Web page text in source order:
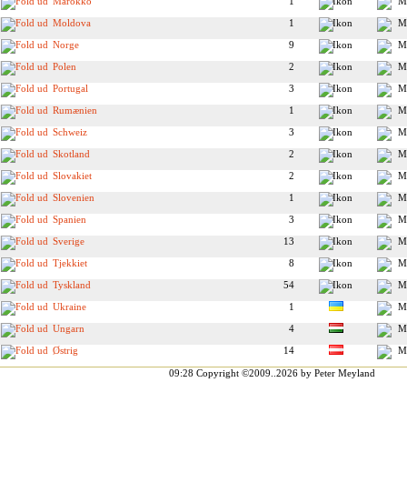
Moldova
1
Norge
9
Polen
2
Portugal
3
Rumænien
1
Schweiz
3
Skotland
2
Slovakiet
2
Slovenien
1
Spanien
3
Sverige
13
Tjekkiet
8
Tyskland
54
Ukraine
1
Ungarn
4
Østrig
14
09:28Copyright ©2009..2026 by Peter Meyland